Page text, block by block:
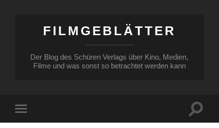
FILMGEBLÄTTER
Der Blog des Schüren Verlags über Kino, Medien,
Filme und was sonst so betrachtet werden kann
Menü